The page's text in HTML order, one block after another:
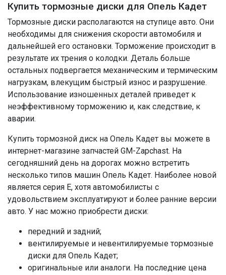
Купить тормозные диски для Опель Кадет
Тормозные диски располагаются на ступице авто. Они
необходимы для снижения скорости автомобиля и
дальнейшей его остановки. Торможение происходит в
результате их трения о колодки. Деталь больше
остальных подвергается механическим и термическим
нагрузкам, влекущим быстрый износ и разрушение.
Использование изношенных деталей приведет к
неэффективному торможению и, как следствие, к
аварии.
Купить тормозной диск на Опель Кадет вы можете в
интернет-магазине запчастей GM-Zapchast. На
сегодняшний день на дорогах можно встретить
несколько типов машин Опель Кадет. Наиболее новой
является серия E, хотя автомобилисты с
удовольствием эксплуатируют и более ранние версии
авто. У нас можно приобрести диски:
передний и задний;
вентилируемые и невентилируемые тормозные
диски для Опель Кадет;
оригинальные или аналоги. На последние цена